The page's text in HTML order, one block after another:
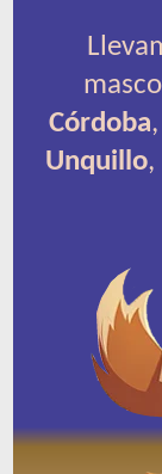
Córdoba,
Unquillo,